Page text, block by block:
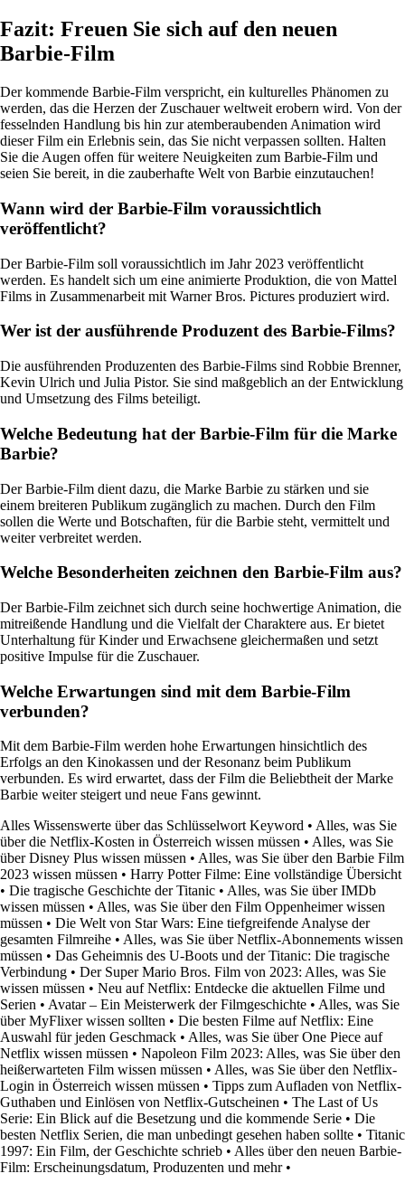
Fazit: Freuen Sie sich auf den neuen
Barbie-Film
Der kommende Barbie-Film verspricht, ein kulturelles Phänomen zu
werden, das die Herzen der Zuschauer weltweit erobern wird. Von der
fesselnden Handlung bis hin zur atemberaubenden Animation wird
dieser Film ein Erlebnis sein, das Sie nicht verpassen sollten. Halten
Sie die Augen offen für weitere Neuigkeiten zum Barbie-Film und
seien Sie bereit, in die zauberhafte Welt von Barbie einzutauchen!
Wann wird der Barbie-Film voraussichtlich
veröffentlicht?
Der Barbie-Film soll voraussichtlich im Jahr 2023 veröffentlicht
werden. Es handelt sich um eine animierte Produktion, die von Mattel
Films in Zusammenarbeit mit Warner Bros. Pictures produziert wird.
Wer ist der ausführende Produzent des Barbie-Films?
Die ausführenden Produzenten des Barbie-Films sind Robbie Brenner,
Kevin Ulrich und Julia Pistor. Sie sind maßgeblich an der Entwicklung
und Umsetzung des Films beteiligt.
Welche Bedeutung hat der Barbie-Film für die Marke
Barbie?
Der Barbie-Film dient dazu, die Marke Barbie zu stärken und sie
einem breiteren Publikum zugänglich zu machen. Durch den Film
sollen die Werte und Botschaften, für die Barbie steht, vermittelt und
weiter verbreitet werden.
Welche Besonderheiten zeichnen den Barbie-Film aus?
Der Barbie-Film zeichnet sich durch seine hochwertige Animation, die
mitreißende Handlung und die Vielfalt der Charaktere aus. Er bietet
Unterhaltung für Kinder und Erwachsene gleichermaßen und setzt
positive Impulse für die Zuschauer.
Welche Erwartungen sind mit dem Barbie-Film
verbunden?
Mit dem Barbie-Film werden hohe Erwartungen hinsichtlich des
Erfolgs an den Kinokassen und der Resonanz beim Publikum
verbunden. Es wird erwartet, dass der Film die Beliebtheit der Marke
Barbie weiter steigert und neue Fans gewinnt.
Alles Wissenswerte über das Schlüsselwort Keyword • Alles, was Sie
über die Netflix-Kosten in Österreich wissen müssen • Alles, was Sie
über Disney Plus wissen müssen • Alles, was Sie über den Barbie Film
2023 wissen müssen • Harry Potter Filme: Eine vollständige Übersicht
• Die tragische Geschichte der Titanic • Alles, was Sie über IMDb
wissen müssen • Alles, was Sie über den Film Oppenheimer wissen
müssen • Die Welt von Star Wars: Eine tiefgreifende Analyse der
gesamten Filmreihe • Alles, was Sie über Netflix-Abonnements wissen
müssen • Das Geheimnis des U-Boots und der Titanic: Die tragische
Verbindung • Der Super Mario Bros. Film von 2023: Alles, was Sie
wissen müssen • Neu auf Netflix: Entdecke die aktuellen Filme und
Serien • Avatar – Ein Meisterwerk der Filmgeschichte • Alles, was Sie
über MyFlixer wissen sollten • Die besten Filme auf Netflix: Eine
Auswahl für jeden Geschmack • Alles, was Sie über One Piece auf
Netflix wissen müssen • Napoleon Film 2023: Alles, was Sie über den
heißerwarteten Film wissen müssen • Alles, was Sie über den Netflix-
Login in Österreich wissen müssen • Tipps zum Aufladen von Netflix-
Guthaben und Einlösen von Netflix-Gutscheinen • The Last of Us
Serie: Ein Blick auf die Besetzung und die kommende Serie • Die
besten Netflix Serien, die man unbedingt gesehen haben sollte • Titanic
1997: Ein Film, der Geschichte schrieb • Alles über den neuen Barbie-
Film: Erscheinungsdatum, Produzenten und mehr•